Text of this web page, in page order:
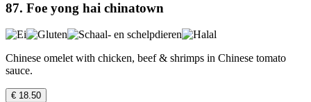
87. Foe yong hai chinatown
Chinese omelet with chicken, beef & shrimps in Chinese tomato
sauce.
€ 18.50